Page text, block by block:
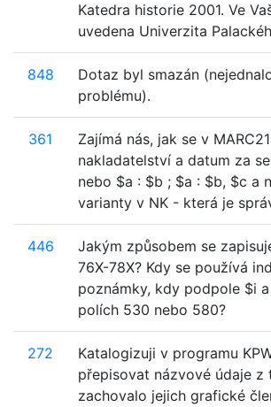
Katedra historie 2001. Ve
uvedena Univerzita
848
Dotaz byl smazán
problému).
361
Zajímá nás, jak se v
nakladatelství a datum za
nebo $a : $b ; $a : $b, $c a
varianty v NK - která je
446
Jakým způsobem se
76X-78X? Kdy se používá
poznámky, kdy podpole $i
polích 530 nebo 580?
272
Katalogizuji v programu
přepisovat názvové údaje
zachovalo jejich grafické